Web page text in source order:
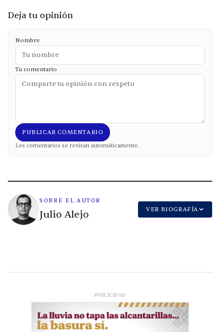
Deja tu opinión
Nombre
Tu comentario
PUBLICAR COMENTARIO
Los comentarios se revisan automáticamente.
SOBRE EL AUTOR
Julio Alejo VER BIOGRAFÍA
PUBLICIDAD